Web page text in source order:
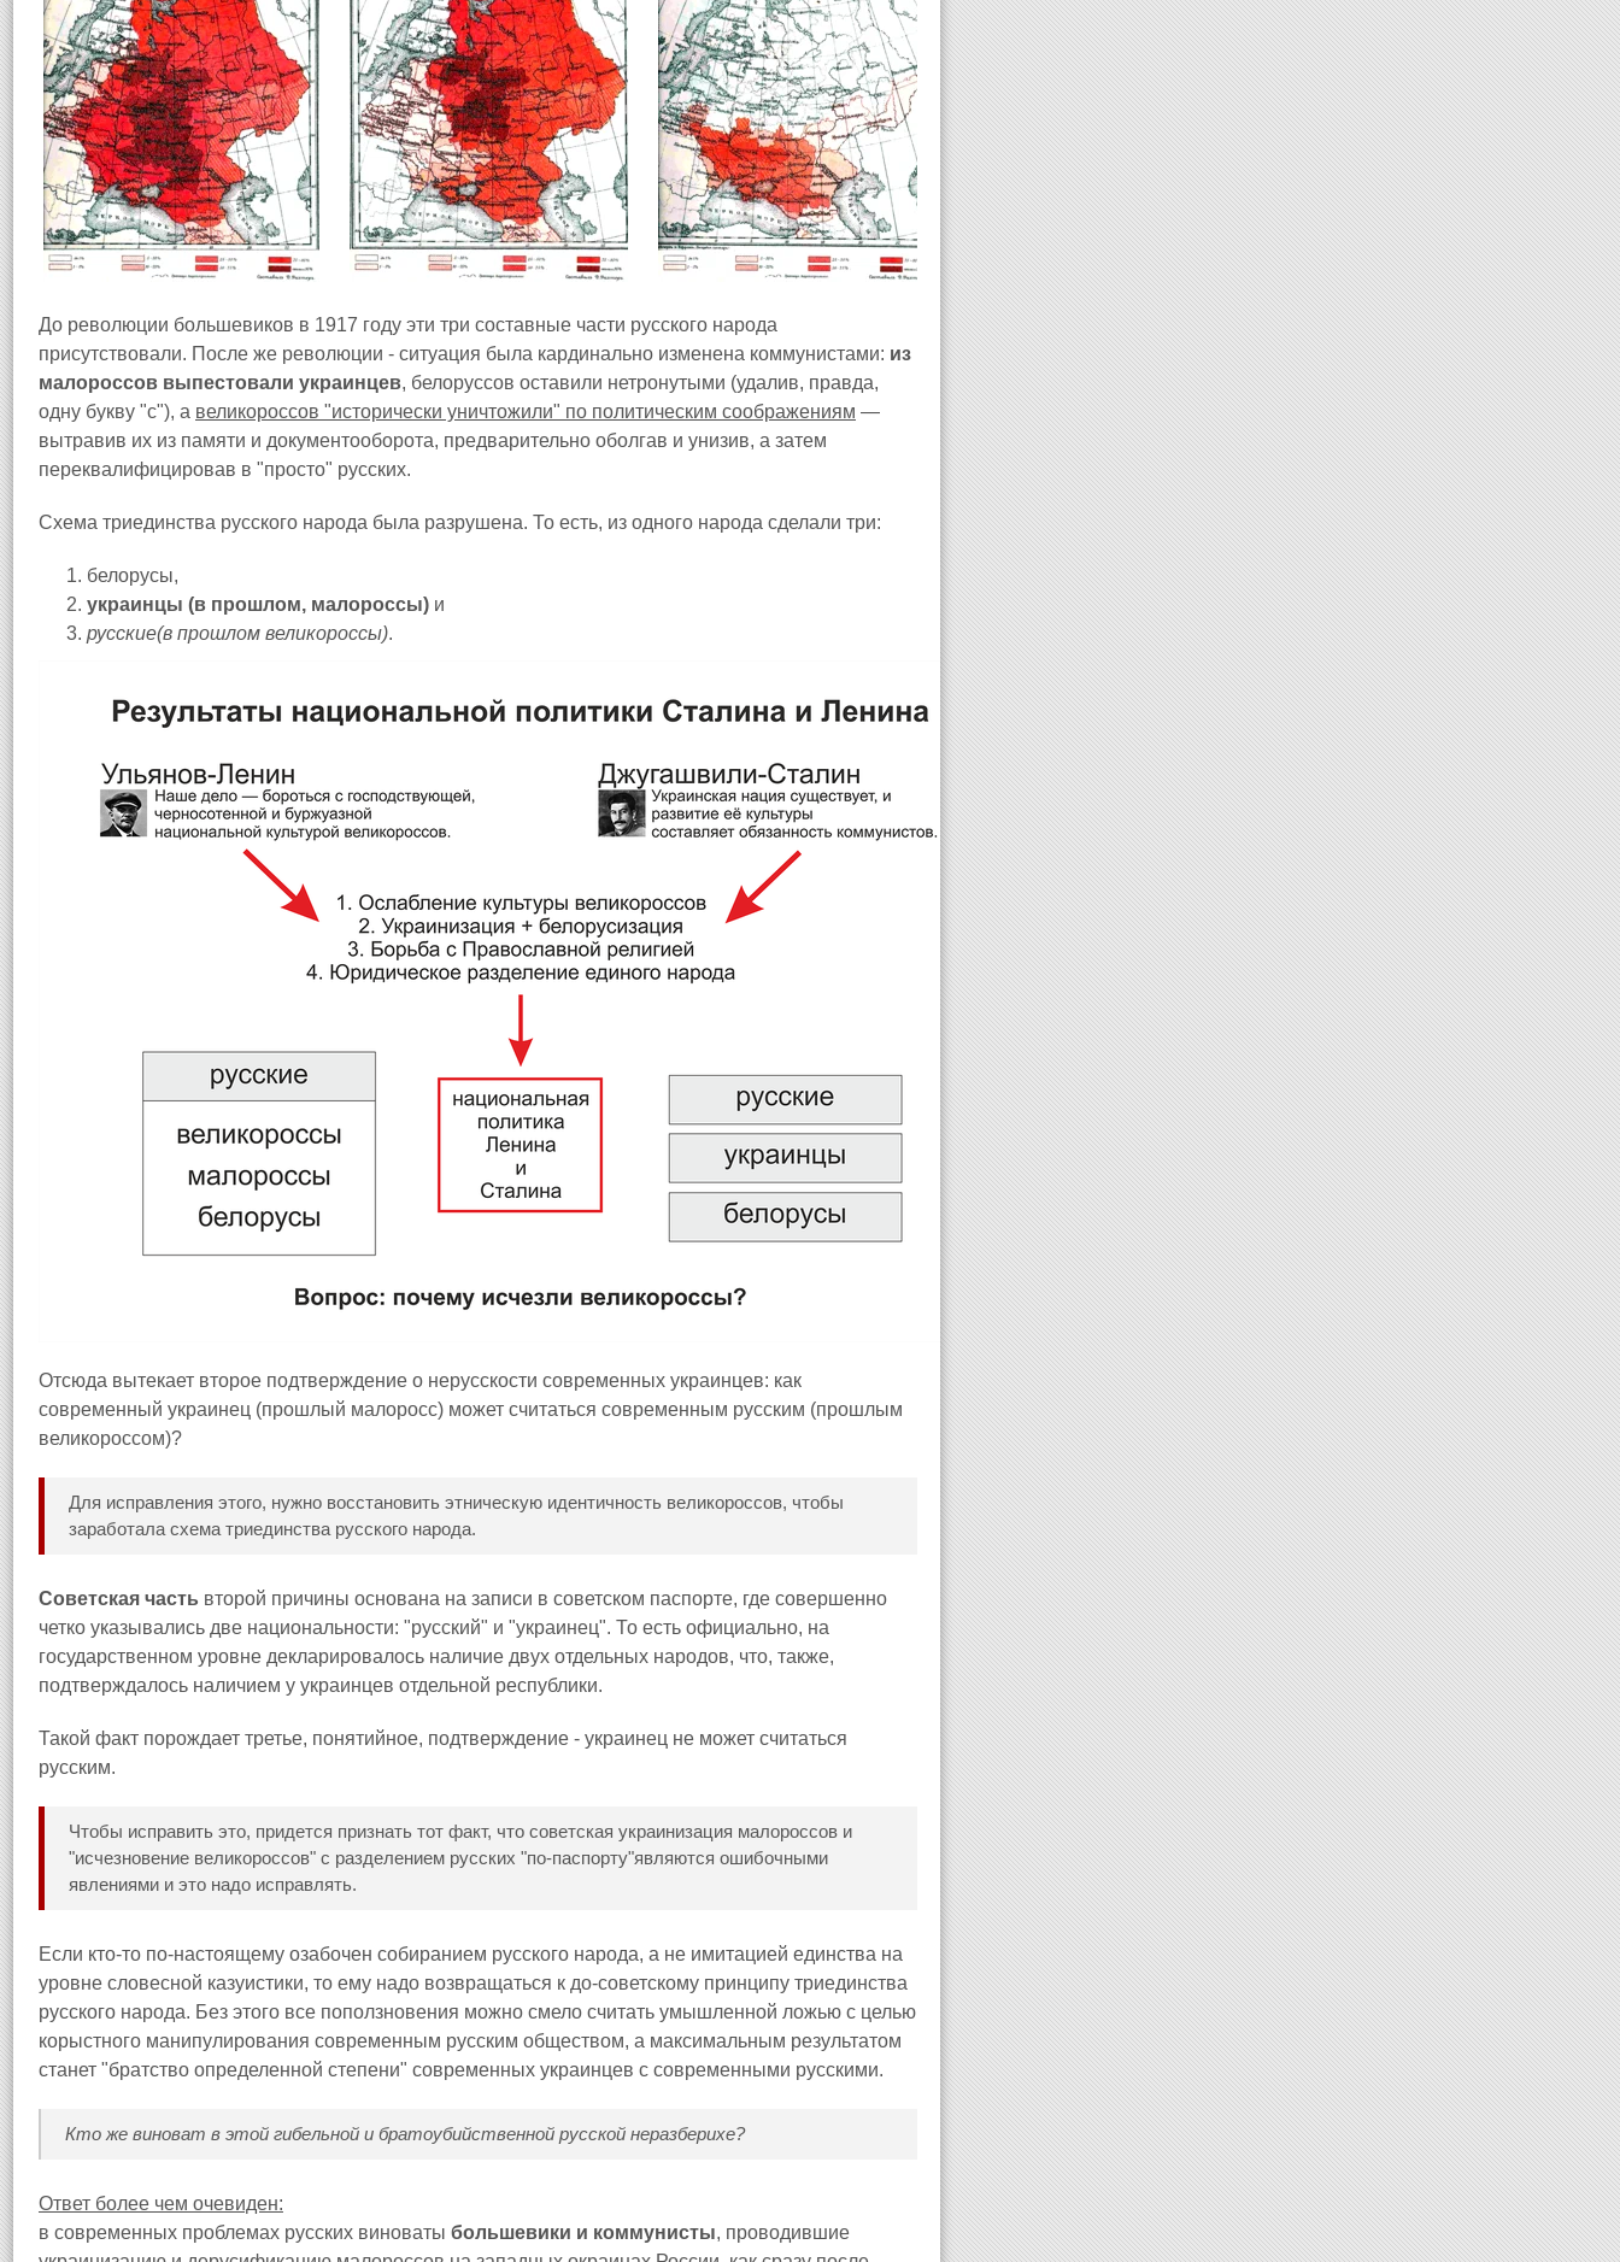
До революции большевиков в 1917 году эти три составные части русского народа
присутствовали. После же революции - ситуация была кардинально изменена коммунистами: из
малороссов выпестовали украинцев, белоруссов оставили нетронутыми (удалив, правда,
одну букву "с"), а великороссов "исторически уничтожили" по политическим соображениям —
вытравив их из памяти и документооборота, предварительно оболгав и унизив, а затем
переквалифицировав в "просто" русских.
Схема триединства русского народа была разрушена. То есть, из одного народа сделали три:
белорусы,
украинцы (в прошлом, малороссы) и
русские(в прошлом великороссы).
Отсюда вытекает второе подтверждение о нерусскости современных украинцев: как
современный украинец (прошлый малоросс) может считаться современным русским (прошлым
великороссом)?
Для исправления этого, нужно восстановить этническую идентичность великороссов, чтобы
заработала схема триединства русского народа.
Советская часть второй причины основана на записи в советском паспорте, где совершенно
четко указывались две национальности: "русский" и "украинец". То есть официально, на
государственном уровне декларировалось наличие двух отдельных народов, что, также,
подтверждалось наличием у украинцев отдельной республики.
Такой факт порождает третье, понятийное, подтверждение - украинец не может считаться
русским.
Чтобы исправить это, придется признать тот факт, что советская украинизация малороссов и
"исчезновение великороссов" с разделением русских "по-паспорту"являются ошибочными
явлениями и это надо исправлять.
Если кто-то по-настоящему озабочен собиранием русского народа, а не имитацией единства на
уровне словесной казуистики, то ему надо возвращаться к до-советскому принципу триединства
русского народа. Без этого все поползновения можно смело считать умышленной ложью с целью
корыстного манипулирования современным русским обществом, а максимальным результатом
станет "братство определенной степени" современных украинцев с современными русскими.
Кто же виноват в этой гибельной и братоубийственной русской неразберихе?
Ответ более чем очевиден:
в современных проблемах русских виноваты большевики и коммунисты, проводившие